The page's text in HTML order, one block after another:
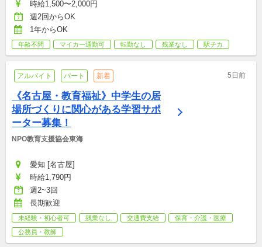
時給1,500〜2,000円
週2回からOK
1年からOK
年齢不問 マイカー通勤可 転勤なし 残業なし 駅チカ
アルバイト パート 新着 5日前
《名古屋・教育福祉》中学生の居
場所づくりに関心がある学習サポ
ーター募集！
NPO教育支援協会東海
愛知 [名古屋]
時給1,790円
週2~3回
長期歓迎
未経験・初心者可 残業なし 交通費支給
保育・介護・医療
公務員・教師